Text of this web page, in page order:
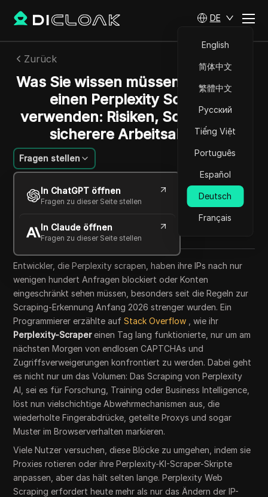
DE
English
简体中文
繁體中文
Русский
Tiếng Việt
Português
Español
Deutsch
Français
Zurück
Was Sie wissen müssen, bevor Sie
einen Perplexity Scraper
verwenden: Risiken, Schritte und
sicherere Arbeitsabläufe
Fragen stellen
In ChatGPT öffnen
Fragen zu dieser Seite stellen
In Claude öffnen
Fragen zu dieser Seite stellen
Charles Martinez
02 Juni 2026 6 min lesen
Copy Link
Entwickler, die Perplexity scrapen, haben ihre IPs nach nur
wenigen hundert Anfragen blockiert oder Konten
eingeschränkt sehen müssen, besonders seit die Regeln zur
Scraping-Erkennung Anfang 2026 strenger wurden. Ein
Programmierer erzählte aufStack Overflow , wie ihr
Perplexity-Scrapereinen Tag lang funktionierte, nur um am
nächsten Morgen von endlosen CAPTCHAs und
Zugriffsverweigerungen konfrontiert zu werden. Dabei geht
es nicht nur um das Volumen: Das Scraping von Perplexity
AI, sei es für Forschung, Training oder Business Intelligence,
löst nun vielschichtige Abwehrmechanismen aus, die
wiederholte Fingerabdrücke, geteilte Proxys und sogar
Muster im Browserverhalten markieren.
Viele Nutzer versuchen, diese Blöcke zu umgehen, indem sie
Proxies rotieren oder ihre Perplexity-KI-Scraper-Skripte
anpassen, aber das hält selten lange. Perplexity Web
Scraping erfordert heute mehr als nur das Ändern der IP-